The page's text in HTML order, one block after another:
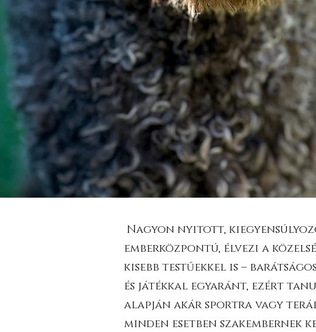
Nagyon nyitott,
emberközpontú, élvezi a
kisebb testűekkel is –
és játékkal egyaránt, ezért
alapján akár sportra vagy
minden esetben szakembernek